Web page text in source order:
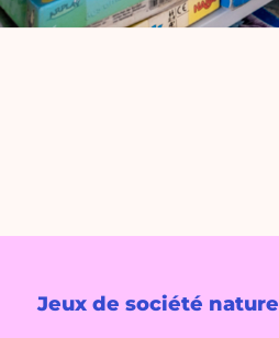
Jeux de société nature